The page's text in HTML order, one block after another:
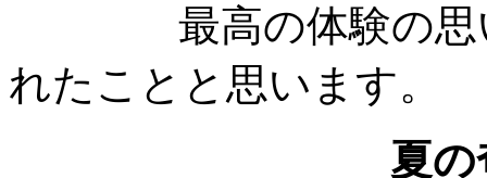
最高の体験の思い
れたことと思います。
夏